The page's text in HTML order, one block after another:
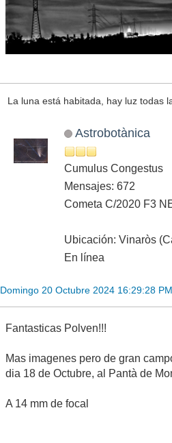
La luna está habitada, hay luz todas
Astrobotànica
Cumulus Congestus
Mensajes: 672
Cometa C/2020 F3
Ubicación: Vinaròs
En línea
Domingo 20 Octubre 2024 16:29:28 PM
Fantasticas Polven!!!
Mas imagenes pero de gran
dia 18 de Octubre, al Pantà de
A 14 mm de focal